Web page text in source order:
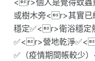
<r>個人是覺得蚊蟲
或樹木旁<r>其實已
穩定✅<r>衛浴穩定
✅<r>營地乾淨
✅（疫情期間帳較少